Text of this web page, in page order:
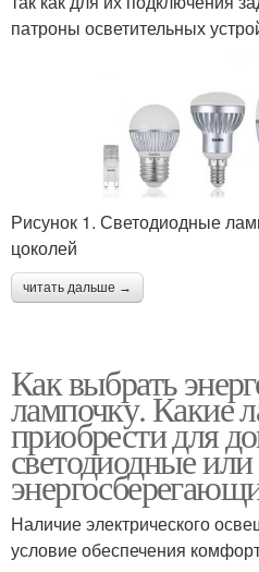
патроны осветительных
Рисунок 1. Светодиодные
цоколей
читать дальше →
Как выбрать
лампочку. Какие
приобрести для
светодиодные или
Наличие электрического
условие обеспечения